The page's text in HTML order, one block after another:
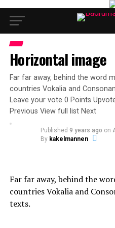
Horizontal image
Far far away, behind the word
countries Vokalia and
Leave your vote 0 Points
Previous View full list Next
Published 9 years ago on
By kakelmannen
Far far away, behind the
countries Vokalia and
texts.